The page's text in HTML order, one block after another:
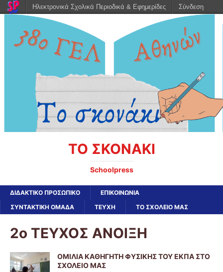
ΤΟ ΣΚΟΝΑΚΙ
Schoolpress
ΔΙΔΑΚΤΙΚΟ ΠΡΟΣΩΠΙΚΟ
ΕΠΙΚΟΙΝΩΝΙΑ
ΣΥΝΤΑΚΤΙΚΗ ΟΜΑΔΑ
ΤΕΥΧΗ ΤΟ ΣΧΟΛΕΙΟ ΜΑΣ
2ο ΤΕΥΧΟΣ ΑΝΟΙΞΗ
ΟΜΙΛΙΑ ΚΑΘΗΓΗΤΗ ΦΥΣΙΚΗΣ ΤΟΥ ΕΚΠΑ ΣΤΟ
ΣΧΟΛΕΙΟ ΜΑΣ
Ηλεκτρονικά Σχολικά Περιοδικά & Εφημερίδες Σύνδεση